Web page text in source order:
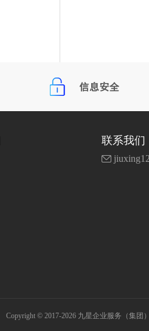
联系我们
Copyright © 2017-2026 九星企业服务（集团